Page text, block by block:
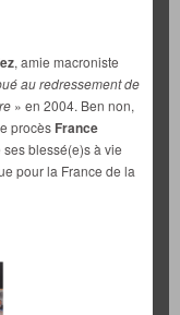
, amie macroniste
au redressement de
» en 2004. Ben non,
procès France
blessé(e)s à vie
pour la France de la